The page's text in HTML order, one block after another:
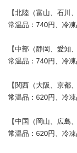
【北陸（富山、石川
常温品：740円、冷
【中部（静岡、愛知
常温品：740円、冷
【関西（大阪、京都
常温品：620円、冷
【中国（岡山、広島
常温品：620円、冷